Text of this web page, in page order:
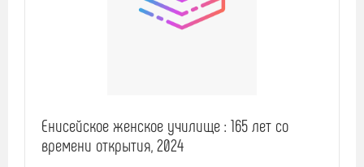
Енисейское женское училище : 165 лет со
времени открытия, 2024